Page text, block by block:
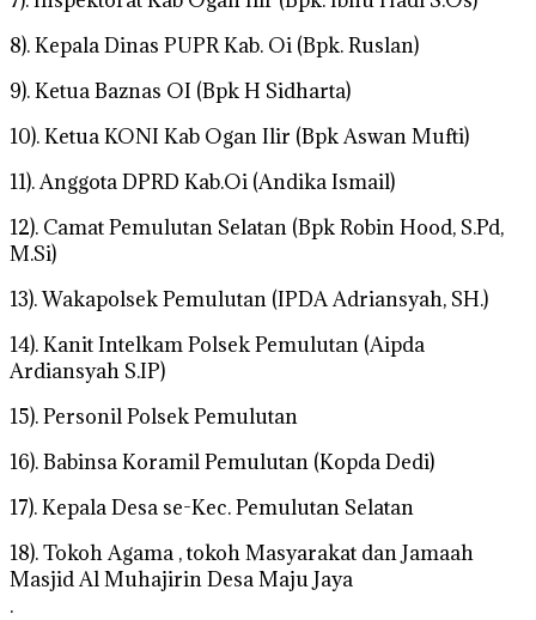
8). Kepala Dinas PUPR Kab. Oi (Bpk. Ruslan)
9). Ketua Baznas OI (Bpk H Sidharta)
10). Ketua KONI Kab Ogan Ilir (Bpk Aswan Mufti)
11). Anggota DPRD Kab.Oi (Andika Ismail)
12). Camat Pemulutan Selatan (Bpk Robin Hood, S.Pd,
M.Si)
13). Wakapolsek Pemulutan (IPDA Adriansyah, SH.)
14). Kanit Intelkam Polsek Pemulutan (Aipda
Ardiansyah S.IP)
15). Personil Polsek Pemulutan
16). Babinsa Koramil Pemulutan (Kopda Dedi)
17). Kepala Desa se-Kec. Pemulutan Selatan
18). Tokoh Agama , tokoh Masyarakat dan Jamaah
Masjid Al Muhajirin Desa Maju Jaya
.